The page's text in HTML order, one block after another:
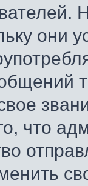
они
что